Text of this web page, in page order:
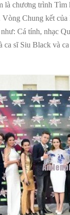
là chương trình Tìm
Chung kết
như: Cá tính, nhạc
ca sĩ Siu Black và